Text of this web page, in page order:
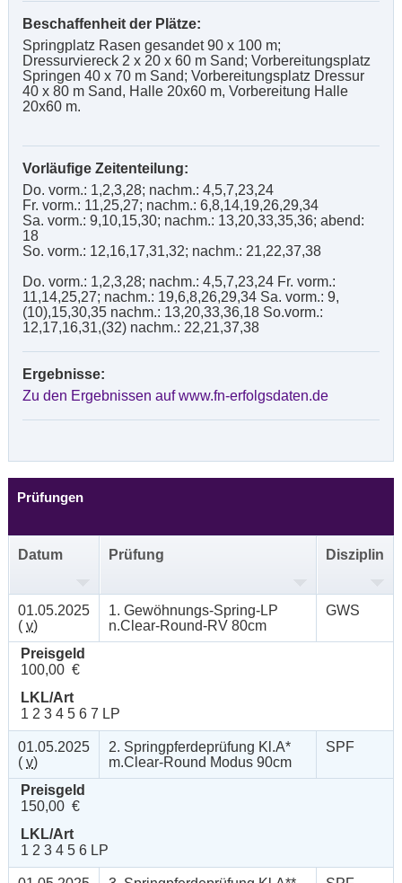
Beschaffenheit der Plätze:
Springplatz Rasen gesandet 90 x 100 m;
Dressurviereck 2 x 20 x 60 m Sand; Vorbereitungsplatz
Springen 40 x 70 m Sand; Vorbereitungsplatz Dressur
40 x 80 m Sand, Halle 20x60 m, Vorbereitung Halle
20x60 m.
Vorläufige Zeitenteilung:
Do. vorm.: 1,2,3,28; nachm.: 4,5,7,23,24
Fr. vorm.: 11,25,27; nachm.: 6,8,14,19,26,29,34
Sa. vorm.: 9,10,15,30; nachm.: 13,20,33,35,36; abend:
18
So. vorm.: 12,16,17,31,32; nachm.: 21,22,37,38
Do. vorm.: 1,2,3,28; nachm.: 4,5,7,23,24 Fr. vorm.:
11,14,25,27; nachm.: 19,6,8,26,29,34 Sa. vorm.: 9,
(10),15,30,35 nachm.: 13,20,33,36,18 So.vorm.:
12,17,16,31,(32) nachm.: 22,21,37,38
Ergebnisse:
Zu den Ergebnissen auf www.fn-erfolgsdaten.de
Prüfungen
Datum Prüfung Disziplin
01.05.2025
( v)
1. Gewöhnungs-Spring-LP
n.Clear-Round-RV 80cm
GWS
Preisgeld
100,00 €
LKL/Art
1 2 3 4 5 6 7 LP
01.05.2025
( v)
2. Springpferdeprüfung Kl.A*
m.Clear-Round Modus 90cm
SPF
Preisgeld
150,00 €
LKL/Art
1 2 3 4 5 6 LP